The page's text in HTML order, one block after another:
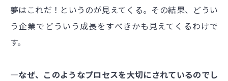
夢はこれだ！というのが見えてくる。その結果、どうい
う企業でどういう成長をすべきかも見えてくるわけで
す。
―なぜ、このようなプロセスを大切にされているのでし